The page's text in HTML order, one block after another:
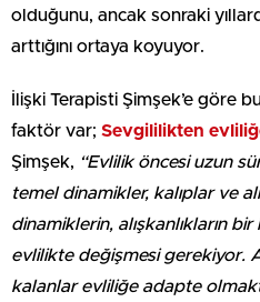
olduğunu, ancak sonraki
arttığını ortaya koyuyor.
İlişki Terapisti Şimşek’e göre
faktör var; Sevgililikten
Şimşek, “Evlilik öncesi uzun
temel dinamikler, kalıplar ve
dinamiklerin, alışkanlıkların bir
evlilikte değişmesi gerekiyor.
kalanlar evliliğe adapte